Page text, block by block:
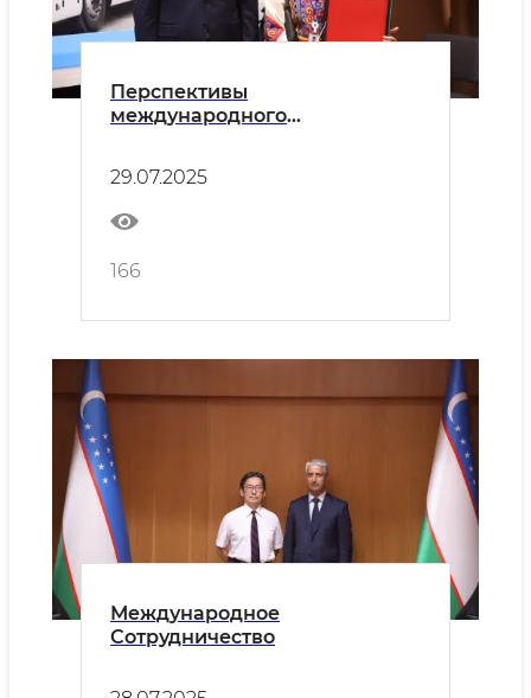
Перспективы
международного
29.07.2025
166
Международное
Сотрудничество